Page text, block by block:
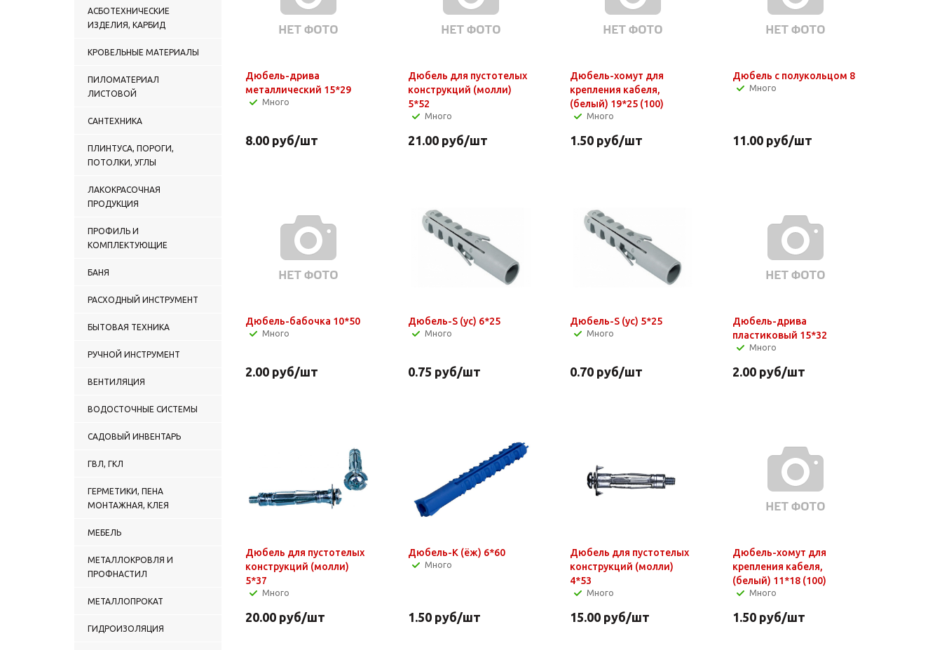
АСБОТЕХНИЧЕСКИЕ
ИЗДЕЛИЯ, КАРБИД
КРОВЕЛЬНЫЕ МАТЕРИАЛЫ
ПИЛОМАТЕРИАЛ
ЛИСТОВОЙ
САНТЕХНИКА
ПЛИНТУСА, ПОРОГИ,
ПОТОЛКИ, УГЛЫ
ЛАКОКРАСОЧНАЯ
ПРОДУКЦИЯ
ПРОФИЛЬ И
КОМПЛЕКТУЮЩИЕ
БАНЯ
РАСХОДНЫЙ ИНСТРУМЕНТ
БЫТОВАЯ ТЕХНИКА
РУЧНОЙ ИНСТРУМЕНТ
ВЕНТИЛЯЦИЯ
ВОДОСТОЧНЫЕ СИСТЕМЫ
САДОВЫЙ ИНВЕНТАРЬ
ГВЛ, ГКЛ
ГЕРМЕТИКИ, ПЕНА
МОНТАЖНАЯ, КЛЕЯ
МЕБЕЛЬ
МЕТАЛЛОКРОВЛЯ И
ПРОФНАСТИЛ
МЕТАЛЛОПРОКАТ
ГИДРОИЗОЛЯЦИЯ
Дюбель-дрива
металлический 15*29
Много
8.00 руб/шт
Дюбель для пустотелых
конструкций (молли)
5*52
Много
21.00руб/шт
Дюбель-хомут для
крепления кабеля,
(белый) 19*25 (100)
Много
1.50 руб/шт
Дюбель с полукольцом 8
Много
11.00руб/шт
Дюбель-бабочка 10*50
Много
2.00 руб/шт
Дюбель-S (ус) 6*25
Много
0.75 руб/шт
Дюбель-S (ус) 5*25
Много
0.70 руб/шт
Дюбель-дрива
пластиковый 15*32
Много
2.00руб/шт
Дюбель для пустотелых
конструкций (молли)
5*37
Много
20.00 руб/шт
Дюбель-K (ёж) 6*60
Много
1.50руб/шт
Дюбель для пустотелых
конструкций (молли)
4*53
Много
15.00 руб/шт
Дюбель-хомут для
крепления кабеля,
(белый) 11*18 (100)
Много
1.50руб/шт